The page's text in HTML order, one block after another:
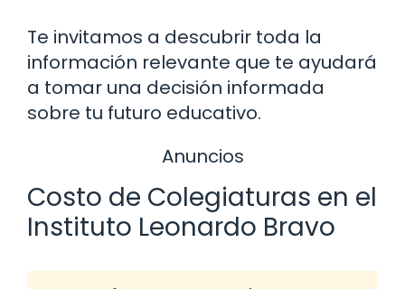
Te invitamos a descubrir toda la
información relevante que te ayudará
a tomar una decisión informada
sobre tu futuro educativo.
Anuncios
Costo de Colegiaturas en el
Instituto Leonardo Bravo